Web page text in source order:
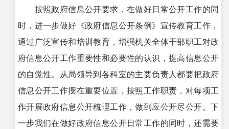
按照政府信息公开要求，在做好日常公开工作的同
时，进一步做好《政府信息公开条例》宣传教育工作，
通过广泛宣传和培训教育，增强机关全体干部职工对政
府信息公开工作重要性和必要性的认识，提高信息公开
的自觉性。从局领导到各科室的主要负责人都要把政府
信息公开工作摆在重要位置，按照工作职责，对每项工
作开展政府信息公开梳理工作，做到应公开尽公开。下
一步我们在做好政府信息公开日常工作的同时，还需要